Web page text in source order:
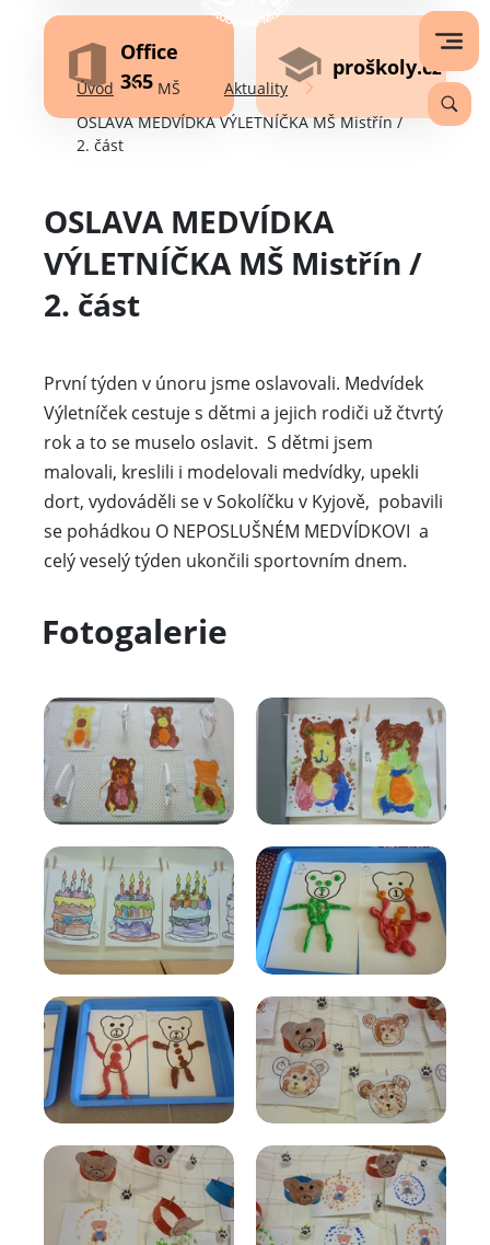
Office
365
proškoly.cz
Úvod MŠ
Aktuality
OSLAVA MEDVÍDKA VÝLETNÍČKA MŠ Mistřín /
OSLAVA MEDVÍDKA
VÝLETNÍČKA MŠ Mistřín /
První týden v únoru jsme oslavovali. Medvídek
Výletníček cestuje s dětmi a jejich rodiči už čtvrtý
rok a to se muselo oslavit. S dětmi jsem
malovali, kreslili i modelovali medvídky, upekli
dort, vydováděli se v Sokolíčku v Kyjově, pobavili
se pohádkou O NEPOSLUŠNÉM MEDVÍDKOVI a
Fotogalerie